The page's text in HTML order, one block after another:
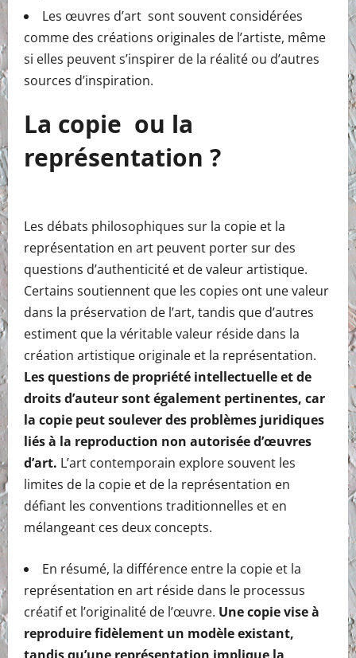
Les œuvres d’art sont souvent considérées
comme des créations originales de l’artiste, même
si elles peuvent s’inspirer de la réalité ou d’autres
sources d’inspiration.
La copie ou la
représentation ?
Les débats philosophiques sur la copie et la
représentation en art peuvent porter sur des
questions d’authenticité et de valeur artistique.
Certains soutiennent que les copies ont une valeur
dans la préservation de l’art, tandis que d’autres
estiment que la véritable valeur réside dans la
création artistique originale et la représentation.
Les questions de propriété intellectuelle et de
droits d’auteur sont également pertinentes, car
la copie peut soulever des problèmes juridiques
liés à la reproduction non autorisée d’œuvres
d’art. L’art contemporain explore souvent les
limites de la copie et de la représentation en
défiant les conventions traditionnelles et en
mélangeant ces deux concepts.
En résumé, la différence entre la copie et la
représentation en art réside dans le processus
créatif et l’originalité de l’œuvre. Une copie vise à
reproduire fidèlement un modèle existant,